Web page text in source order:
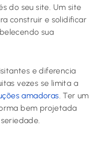
do seu site. Um site
construir e solidificar
sua
e diferencia
vezes se limita a
amadoras . Ter um
bem projetada